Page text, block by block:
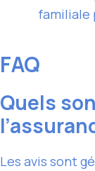
familiale
FAQ
Quels
Les avis sont